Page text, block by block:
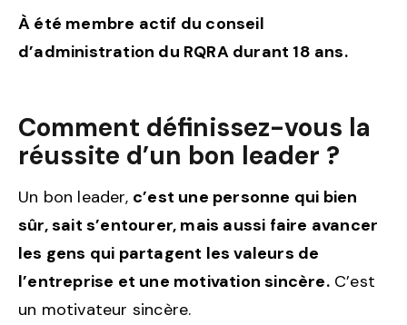
À été membre actif du conseil
d’administration du RQRA durant 18 ans.
Comment définissez-vous la
réussite d’un bon leader ?
Un bon leader, c’est une personne qui bien
sûr, sait s’entourer, mais aussi faire avancer
les gens qui partagent les valeurs de
l’entreprise et une motivation sincère.C’est
un motivateur sincère.